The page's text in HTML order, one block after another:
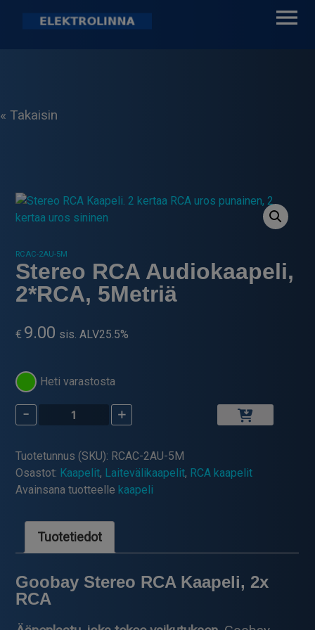
« Takaisin
RCAC-2AU-5M
Stereo RCA Audiokaapeli,
2*RCA, 5Metriä
€ 9.00 sis. ALV25.5%
Heti varastosta
-
Stereo
RCA
2*RCA,
5Metriä
määrä
+
Tuotetunnus (SKU): RCAC-2AU-5M
Osastot: Kaapelit, Laitevälikaapelit, RCA kaapelit
Avainsana tuotteelle kaapeli
Tuotetiedot
Goobay Stereo RCA Kaapeli, 2x
RCA